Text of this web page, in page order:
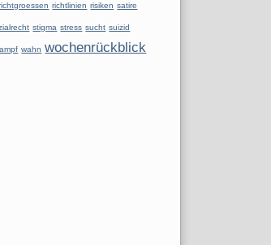
richtlinien risiken satire
stigma stress sucht suizid
wahn wochenrückblick